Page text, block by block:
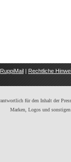
RuppiMail|Rechtliche
für den Inhalt der
Marken, Logos und